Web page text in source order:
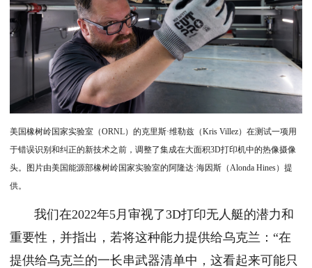
美国橡树岭国家实验室（ORNL）的克里斯·维勒兹（Kris Villez）在测试一项用
于错误识别和纠正的新技术之前，调整了集成在大面积3D打印机中的热像摄像
头。图片由美国能源部橡树岭国家实验室的阿隆达·海因斯（Alonda Hines）提
供。
我们在2022年5月审视了3D打印无人艇的潜力和
重要性，并指出，若将这种能力提供给乌克兰：“在
提供给乌克兰的一长串武器清单中，这看起来可能只